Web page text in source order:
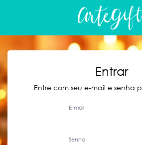
Entrar
Entre com seu e-mail e senha
E-mail
Senha